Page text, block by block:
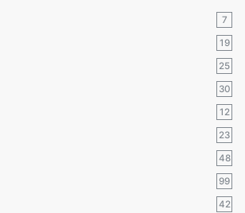
7
19
25
30
12
23
48
99
42